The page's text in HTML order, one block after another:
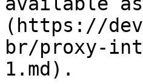
(https://
br/proxy-
1.md).